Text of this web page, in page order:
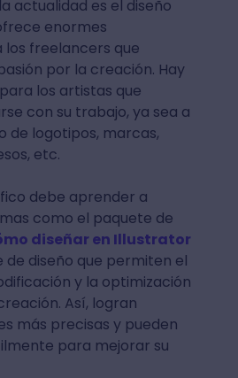
actualidad es el diseño
enormes
los freelancers que
por la creación. Hay
los artistas que
con su trabajo, ya sea a
de logotipos, marcas,
etc.
debe aprender a
como el paquete de
diseñar en Illustrator
diseño que permiten el
y la optimización
Así, logran
más precisas y pueden
para mejorar su